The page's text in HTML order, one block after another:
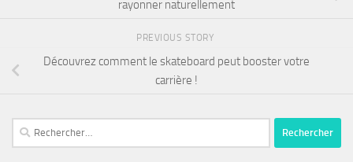
rayonner naturellement
PREVIOUS STORY
Découvrez comment le skateboard peut booster votre
carrière !